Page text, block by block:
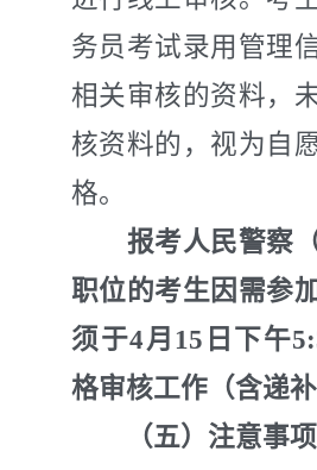
务员 考试录用 管理
相关审核的资料，
核资料的，视为自
格。
报考人民警察（
职位的考生因需参
须于4月 15 日下午
格审核工作（含递补
（五）注意事项